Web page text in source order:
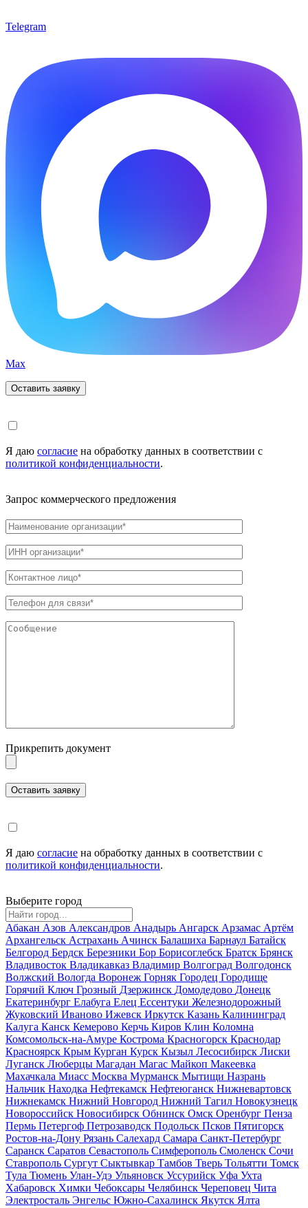
Telegram
Max
Я даю согласие на обработку данных в соответствии с
политикой конфиденциальности.
Запрос коммерческого предложения
Прикрепить документ
Я даю согласие на обработку данных в соответствии с
политикой конфиденциальности.
Выберите город
Абакан Азов Александров Анадырь Ангарск Арзамас Артём
Архангельск Астрахань Ачинск Балашиха Барнаул Батайск
Белгород Бердск Березники Бор Борисоглебск Братск Брянск
Владивосток Владикавказ Владимир Волгоград Волгодонск
Волжский Вологда Воронеж Горняк Городец Городище
Горячий Ключ Грозный Дзержинск Домодедово Донецк
Екатеринбург Елабуга Елец Ессентуки Железнодорожный
Жуковский Иваново Ижевск Иркутск Казань Калининград
Калуга Канск Кемерово Керчь Киров Клин Коломна
Комсомольск-на-Амуре Кострома Красногорск Краснодар
Красноярск Крым Курган Курск Кызыл Лесосибирск Лиски
Луганск Люберцы Магадан Магас Майкоп Макеевка
Махачкала Миасс Москва Мурманск Мытищи Назрань
Нальчик Находка Нефтекамск Нефтеюганск Нижневартовск
Нижнекамск Нижний Новгород Нижний Тагил Новокузнецк
Новороссийск Новосибирск Обнинск Омск Оренбург Пенза
Пермь Петергоф Петрозаводск Подольск Псков Пятигорск
Ростов-на-Дону Рязань Салехард Самара Санкт-Петербург
Саранск Саратов Севастополь Симферополь Смоленск Сочи
Ставрополь Сургут Сыктывкар Тамбов Тверь Тольятти Томск
Тула Тюмень Улан-Удэ Ульяновск Уссурийск Уфа Ухта
Хабаровск Химки Чебоксары Челябинск Череповец Чита
Электросталь Энгельс Южно-Сахалинск Якутск Ялта